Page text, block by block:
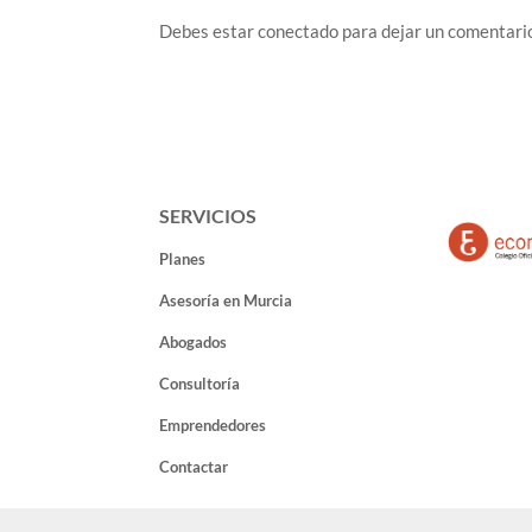
Debes estar conectado para dejar un
SERVICIOS
Planes
Asesoría en Murcia
Abogados
Consultoría
Emprendedores
Contactar